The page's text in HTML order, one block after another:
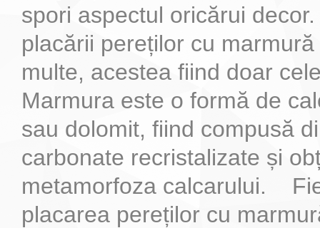
spori aspectul oricărui
placării pereților cu
multe, acestea fiind doar
Marmura este o formă de
sau dolomit, fiind compusă
carbonate recristalizate și
metamorfoza calcarului.
placarea pereților cu